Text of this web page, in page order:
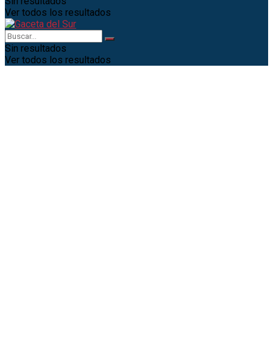
Ver todos los resultados
Sin resultados
Ver todos los resultados